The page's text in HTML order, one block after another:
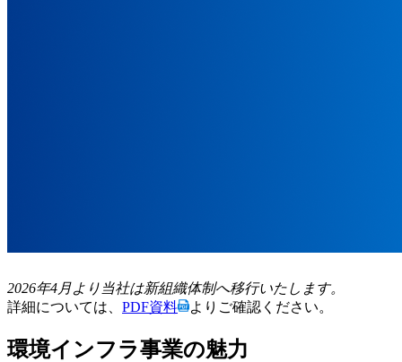
2026年4月より当社は新組織体制へ移行いたします。
詳細については、 PDF資料 よりご確認ください。
環境インフラ事業の魅力